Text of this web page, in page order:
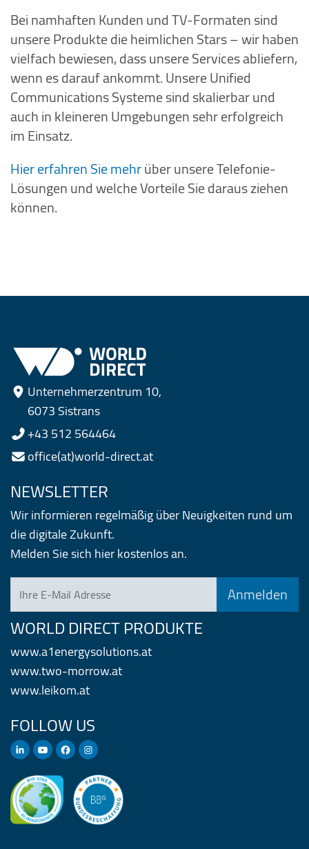
Bei namhaften Kunden und TV-Formaten sind
unsere Produkte die heimlichen Stars – wir haben
vielfach bewiesen, dass unsere Services abliefern,
wenn es darauf ankommt. Unsere Unified
Communications Systeme sind skalierbar und
auch in kleineren Umgebungen sehr erfolgreich
im Einsatz.
Hier erfahren Sie mehrüber unsere Telefonie-
Lösungen und welche Vorteile Sie daraus ziehen
können.
Unternehmerzentrum 10,
6073 Sistrans
+43 512 564464
office(at)world-direct.at
NEWSLETTER
Wir informieren regelmäßig über Neuigkeiten rund um
die digitale Zukunft.
Melden Sie sich hier kostenlos an.
Ihre E-Mail Adresse
WORLD DIRECT PRODUKTE
www.a1energysolutions.at
www.two-morrow.at
www.leikom.at
FOLLOW US